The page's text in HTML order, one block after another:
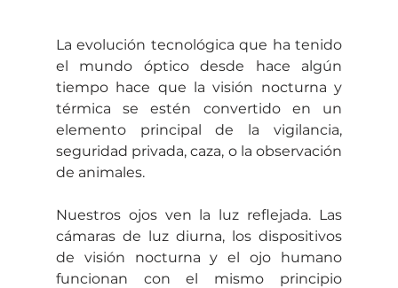
La evolución tecnológica que ha tenido
el mundo óptico desde hace algún
tiempo hace que la visión nocturna y
térmica se estén convertido en un
elemento principal de la vigilancia,
seguridad privada, caza, o la observación
de animales.
Nuestros ojos ven la luz reflejada. Las
cámaras de luz diurna, los dispositivos
de visión nocturna y el ojo humano
funcionan con el mismo principio